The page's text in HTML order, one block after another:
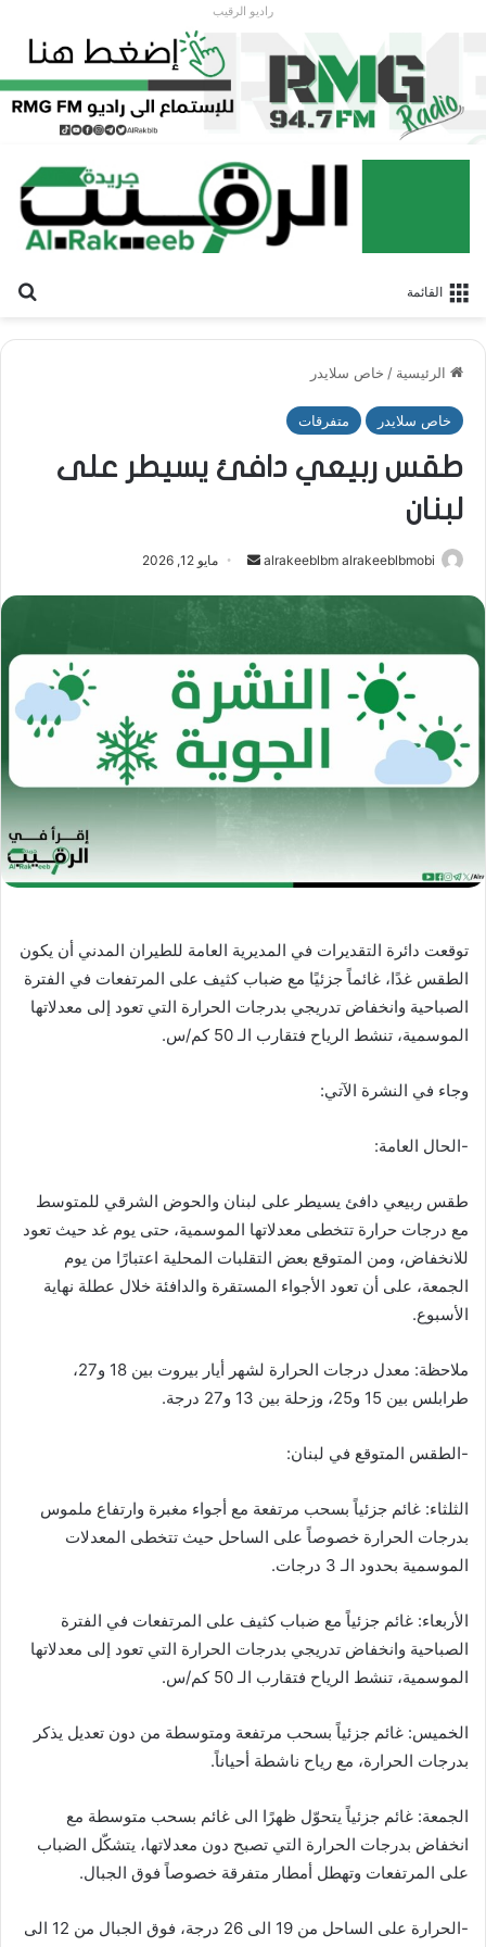
راديو الرقيب
القائمة
الرئيسية / خاص سلايدر
خاص سلايدر متفرقات
طقس ربيعي دافئ يسيطر على
لبنان
alrakeeblbm alrakeeblbmobi
أرسل
إلكترونيا
مايو 12, 2026
توقعت دائرة التقديرات في المديرية العامة للطيران المدني أن يكون
الطقس غدًا، غائماً جزئيًا مع ضباب كثيف على المرتفعات في الفترة
الصباحية وانخفاض تدريجي بدرجات الحرارة التي تعود إلى معدلاتها
الموسمية، تنشط الرياح فتقارب الـ 50 كم/س.
وجاء في النشرة الآتي:
-الحال العامة:
طقس ربيعي دافئ يسيطر على لبنان والحوض الشرقي للمتوسط
مع درجات حرارة تتخطى معدلاتها الموسمية، حتى يوم غد حيث تعود
للانخفاض، ومن المتوقع بعض التقلبات المحلية اعتبارًا من يوم
الجمعة، على أن تعود الأجواء المستقرة والدافئة خلال عطلة نهاية
الأسبوع.
ملاحظة: معدل درجات الحرارة لشهر أيار بيروت بين 18 و27،
طرابلس بين 15 و25، وزحلة بين 13 و27 درجة.
-الطقس المتوقع في لبنان:
الثلثاء: غائم جزئياً بسحب مرتفعة مع أجواء مغبرة وارتفاع ملموس
بدرجات الحرارة خصوصاً على الساحل حيث تتخطى المعدلات
الموسمية بحدود الـ 3 درجات.
الأربعاء: غائم جزئياً مع ضباب كثيف على المرتفعات في الفترة
الصباحية وانخفاض تدريجي بدرجات الحرارة التي تعود إلى معدلاتها
الموسمية، تنشط الرياح فتقارب الـ 50 كم/س.
الخميس: غائم جزئياً بسحب مرتفعة ومتوسطة من دون تعديل يذكر
بدرجات الحرارة، مع رياح ناشطة أحياناً.
الجمعة: غائم جزئياً يتحوّل ظهرًا الى غائم بسحب متوسطة مع
انخفاض بدرجات الحرارة التي تصبح دون معدلاتها، يتشكّل الضباب
على المرتفعات وتهطل أمطار متفرقة خصوصاً فوق الجبال.
-الحرارة على الساحل من 19 الى 26 درجة، فوق الجبال من 12 الى